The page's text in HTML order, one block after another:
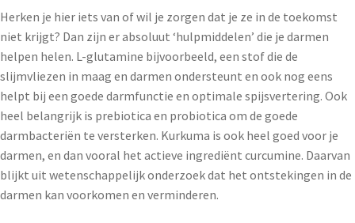
Herken je hier iets van of wil je zorgen dat je ze in de toekomst
niet krijgt? Dan zijn er absoluut ‘hulpmiddelen’ die je darmen
helpen helen. L-glutamine bijvoorbeeld, een stof die de
slijmvliezen in maag en darmen ondersteunt en ook nog eens
helpt bij een goede darmfunctie en optimale spijsvertering. Ook
heel belangrijk is prebiotica en probiotica om de goede
darmbacteriën te versterken. Kurkuma is ook heel goed voor je
darmen, en dan vooral het actieve ingrediënt curcumine. Daarvan
blijkt uit wetenschappelijk onderzoek dat het ontstekingen in de
darmen kan voorkomen en verminderen.